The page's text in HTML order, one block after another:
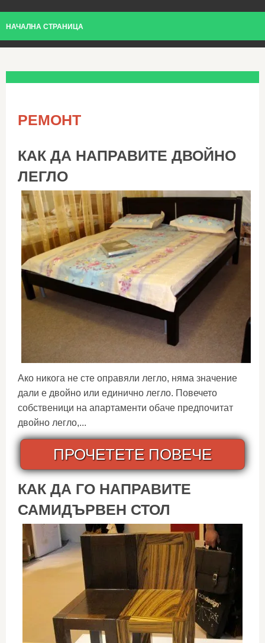
НАЧАЛНА СТРАНИЦА
РЕМОНТ
КАК ДА НАПРАВИТЕ ДВОЙНО
ЛЕГЛО
Ако никога не сте оправяли легло, няма значение
дали е двойно или единично легло. Повечето
собственици на апартаменти обаче предпочитат
двойно легло,...
ПРОЧЕТЕТЕ ПОВЕЧЕ
КАК ДА ГО НАПРАВИТЕ
САМИДЪРВЕН СТОЛ